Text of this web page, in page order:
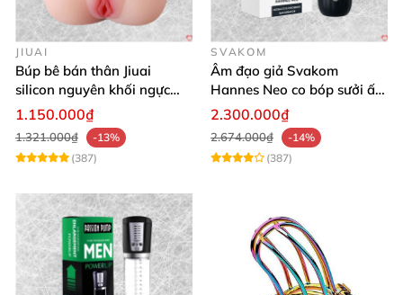
JIUAI
Búp bê bán thân Jiuai
silicon nguyên khối ngực
âm đạo thật
1.150.000₫
1.321.000₫
-13%
(387)
SVAKOM
Âm đạo giả Svakom
Hannes Neo co bóp sưởi ấm
app điều khiển tiện lợi
2.300.000₫
2.674.000₫
-14%
(387)